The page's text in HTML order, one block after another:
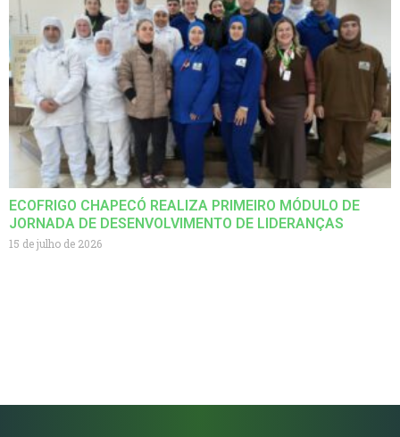
ECOFRIGO CHAPECÓ REALIZA PRIMEIRO MÓDULO DE
JORNADA DE DESENVOLVIMENTO DE LIDERANÇAS
15 de julho de 2026